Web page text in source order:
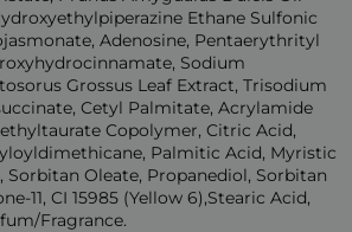
Ethane Sulfonic
Adenosine, Pentaerythrityl
Sodium
Grossus Leaf Extract, Trisodium
Cetyl Palmitate, Acrylamide
Copolymer, Citric Acid,
Palmitic Acid, Myristic
Sorbitan Oleate, Propanediol, Sorbitan
11, CI 15985 (Yellow 6),Stearic Acid,
Fragrance.